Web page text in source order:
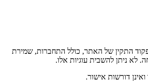
התקין של האתר, כולל התחברות, שמירת
לא ניתן להשבית עוגיות אלו.
דורשות אישור.